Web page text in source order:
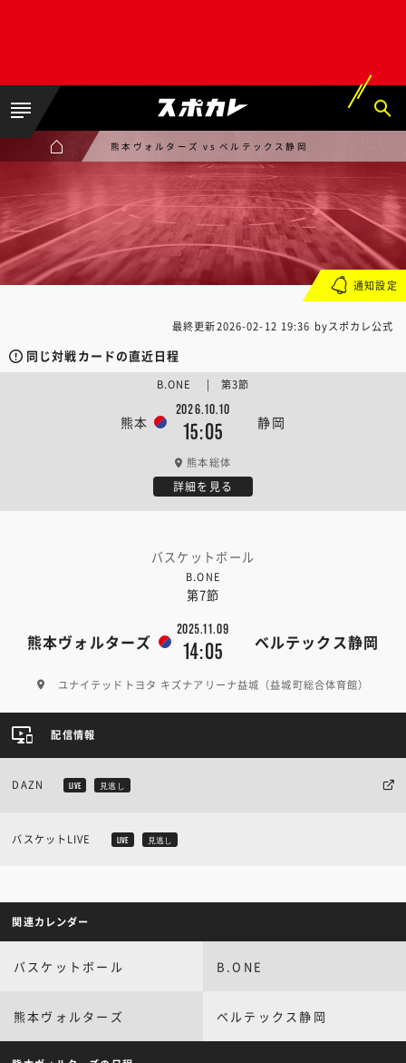
熊本ヴォルターズ vs ベルテックス静岡
最終更新2026-02-12 19:36 byスポカレ公式
同じ対戦カードの直近日程
熊本
2026.10.10
15:05 静岡
B.ONE | 第3節
熊本総体
詳細を見る
バスケットボール
B.ONE
第7節
熊本ヴォルターズ
2025.11.09
14:05 ベルテックス静岡
ユナイテッドトヨタ キズナアリーナ益城（益城町総合体育館）
通知設定
配信情報
DAZN LIVE 見逃し
バスケットLIVE LIVE 見逃し
関連カレンダー
バスケットボール B.ONE
熊本ヴォルターズ ベルテックス静岡